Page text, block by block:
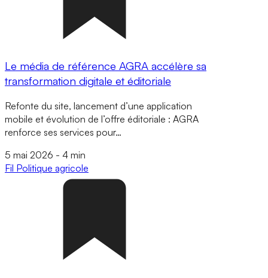
Le média de référence AGRA accélère sa
transformation digitale et éditoriale
Refonte du site, lancement d’une application
mobile et évolution de l’offre éditoriale : AGRA
renforce ses services pour…
5 mai 2026 - 4 min
Fil Politique agricole